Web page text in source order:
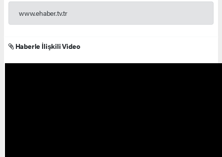
www.ehaber.tv.tr
Haberle İlişkili Video